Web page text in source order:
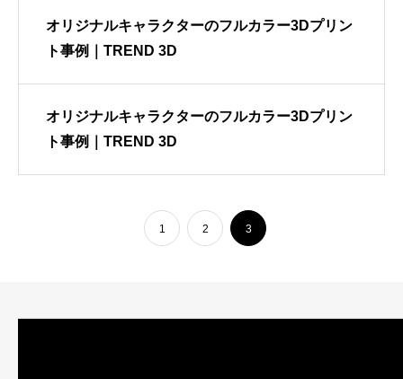
オリジナルキャラクターのフルカラー3Dプリン
ト事例｜TREND 3D
オリジナルキャラクターのフルカラー3Dプリン
ト事例｜TREND 3D
1 2 3